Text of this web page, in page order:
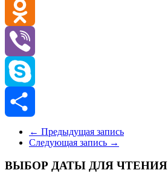
VK
Odnoklassniki
Viber
Skype
Отправить
← Предыдущая запись
Следующая запись →
ВЫБОР ДАТЫ ДЛЯ ЧТЕНИЯ